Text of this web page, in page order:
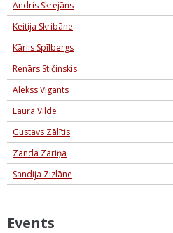
Andris Skrejāns
Keitija Skribāne
Kārlis Spīlbergs
Renārs Stičinskis
Alekss Vīgants
Laura Vilde
Gustavs Zālītis
Zanda Zariņa
Sandija Zizlāne
Events